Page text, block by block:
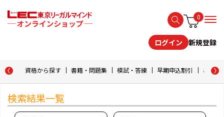
0
ログイン 新規登録
資格から探す 書籍・問題集 模試・答練 早期申込割引 おため
検索結果一覧